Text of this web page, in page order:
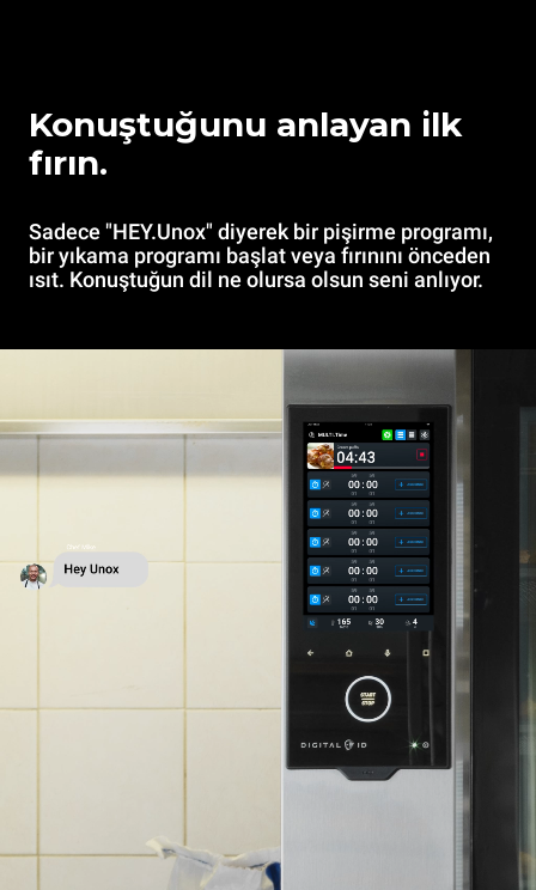
Konuştuğunu anlayan ilk
fırın.
Sadece "HEY.Unox" diyerek bir pişirme programı,
bir yıkama programı başlat veya fırınını önceden
ısıt. Konuştuğun dil ne olursa olsun seni anlıyor.